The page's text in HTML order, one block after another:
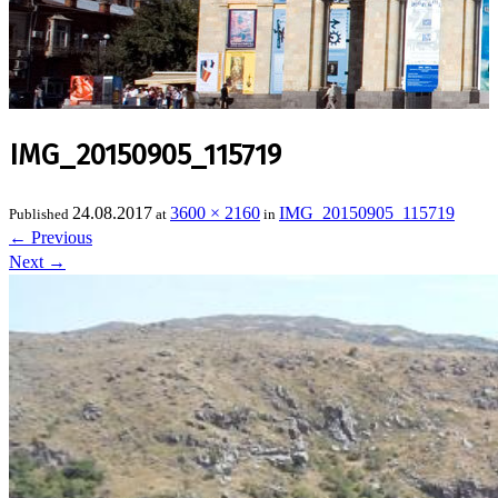
IMG_20150905_115719
Published 24.08.2017 at 3600 × 2160 in IMG_20150905_115719
← Previous
Next →